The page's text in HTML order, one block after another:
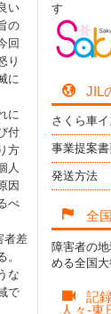
い
の
回
り
に
に
付
方
人
因
べ
者差
な
で
す
JIL
さくら車
事業提案書
発送方法
全
障害者の
める全国
記
人々-東